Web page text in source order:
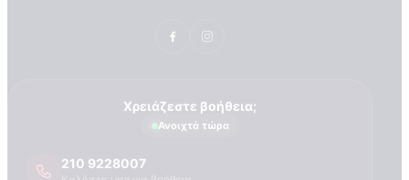
ΣΧΕΤΙΚΑ ΜΕ ΕΜΑΣ
Χρειάζεστε βοήθεια;
Ανοιχτά τώρα
210 9228007